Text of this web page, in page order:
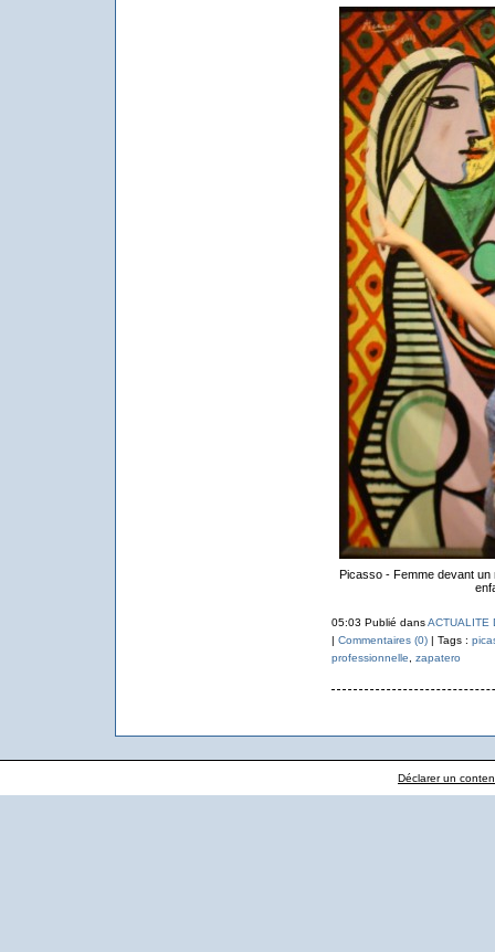
Picasso - Femme devant un
05:03 Publié dansACTUALITE
| Commentaires (0)| Tags :
professionnelle
zapatero
Déclarer un